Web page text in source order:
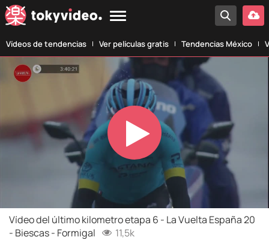
Vídeos de tendencias Ver películas gratis Tendencias México
Play
Video
Vídeo del último kilometro etapa 6 - La Vuelta España 20
- Biescas - Formigal
11,5k